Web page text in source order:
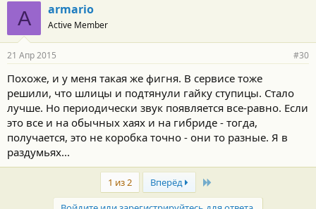
A armario
Active Member
21 Апр 2015 #30
Похоже, и у меня такая же фигня. В сервисе тоже
решили, что шлицы и подтянули гайку ступицы. Стало
лучше. Но периодически звук появляется все-равно. Если
это все и на обычных хаях и на гибриде - тогда,
получается, это не коробка точно - они то разные. Я в
раздумьях...
1 из 2 Вперёд Last